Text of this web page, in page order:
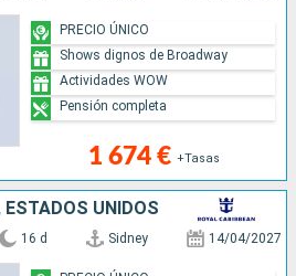
1 674 € +Tasas
PRECIO ÚNICO
Shows dignos de Broadway
Actividades WOW
Pensión completa
UNIDOS
16 d Sidney 14/04/2027